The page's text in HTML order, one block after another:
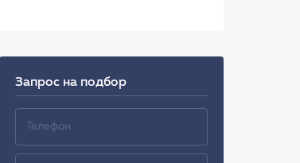
Запрос на подбор